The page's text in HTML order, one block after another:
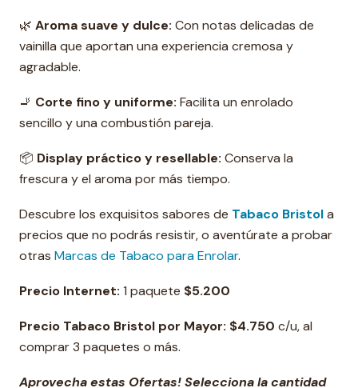
🌿 Aroma suave y dulce: Con notas delicadas de
vainilla que aportan una experiencia cremosa y
agradable.
🚬 Corte fino y uniforme: Facilita un enrolado
sencillo y una combustión pareja.
📦 Display práctico y resellable: Conserva la
frescura y el aroma por más tiempo.
Descubre los exquisitos sabores de Tabaco Bristola
precios que no podrás resistir, o aventúrate a probar
otras Marcas de Tabaco para Enrolar.
Precio Internet: 1 paquete $5.200
Precio Tabaco Bristol por Mayor: $4.750 c/u, al
comprar 3 paquetes o más.
Aprovecha estas Ofertas! Selecciona la cantidad